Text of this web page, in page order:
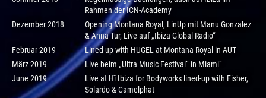
Rahmen der ICN-Academy
Dezember 2018
Opening Montana Royal, LinUp mit Manu Gonzalez
& Anna Tur, Live auf „Ibiza Global Radio“
Februar 2019
Lined-up with HUGEL at Montana Royal in AUT
März 2019
Live beim „Ultra Music Festival“ in Miami“
June 2019
Live at Hï Ibiza for Bodyworks lined-up with Fisher,
Solardo & Camelphat